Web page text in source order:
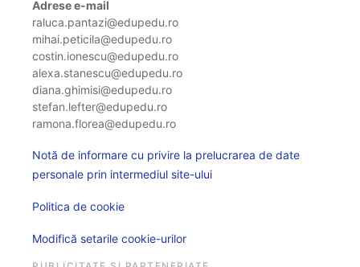
Adrese e-mail
raluca.pantazi@edupedu.ro
mihai.peticila@edupedu.ro
costin.ionescu@edupedu.ro
alexa.stanescu@edupedu.ro
diana.ghimisi@edupedu.ro
stefan.lefter@edupedu.ro
ramona.florea@edupedu.ro
Notă de informare cu privire la prelucrarea de date
personale prin intermediul site-ului
Politica de cookie
Modifică setarile cookie-urilor